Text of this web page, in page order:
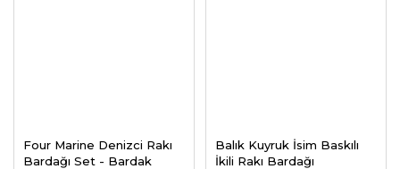
Four Marine Denizci Rakı
Bardağı Set - Bardak
Balık Kuyruk İsim Baskılı
İkili Rakı Bardağı